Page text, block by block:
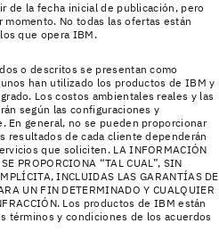
de la fecha inicial de publicación, pero
No todas las ofertas están
que opera IBM.
o descritos se presentan como
han utilizado los productos de IBM y
Los costos ambientales reales y las
según las configuraciones y
general, no se pueden proporcionar
resultados de cada cliente dependerán
que soliciten. LA INFORMACIÓN
PROPORCIONA “TAL CUAL”, SIN
INCLUIDAS LAS GARANTÍAS DE
UN FIN DETERMINADO Y CUALQUIER
Los productos de IBM están
términos y condiciones de los acuerdos